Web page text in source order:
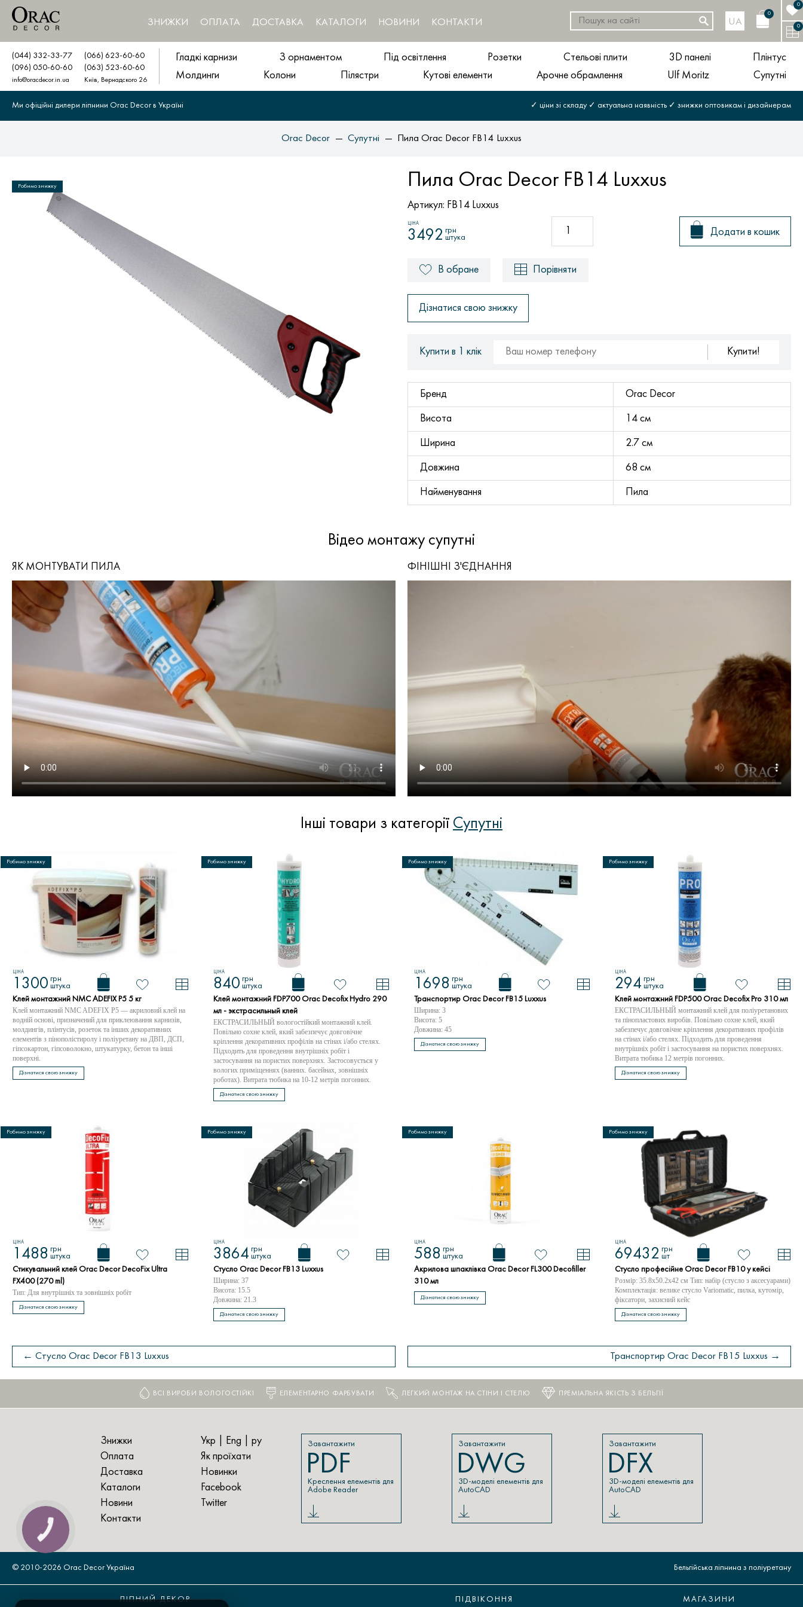
ЗНИЖКИ ОПЛАТА ДОСТАВКА КАТАЛОГИ НОВИНИ КОНТАКТИ UA
0
0
0
(044) 332-33-77
(096) 050-60-60
info@oracdecor.in.ua
(066) 623-60-60
(063) 523-60-60
Київ, Вернадского 26
Гладкі карнизи З орнаментом Під освітлення Розетки Стельові плити 3D панелі
Плінтус
Молдинги
Колони Пілястри Кутові елементи Арочне обрамлення Ulf Moritz Супутні
Ми офіційні дилери ліпнини Orac Decor в Україні ✓ ціни зі складу ✓ актуальна наявність ✓ знижки оптовикам і дизайнерам
Orac Decor Супутні Пила Orac Decor FB14 Luxxus
Робимо знижку Пила Orac Decor FB14 Luxxus
Артикул: FB14 Luxxus
ЦІНА
3492 грн
штука
Додати в кошик
В обране Порівняти
Дізнатися свою знижку
Купити в 1 клік Купити!
Бренд Orac Decor
Висота 14 см
Ширина 2.7 см
Довжина 68 см
Найменування Пила
Відео монтажу супутні
ЯК МОНТУВАТИ ПИЛА ФІНІШНІ З'ЄДНАННЯ
Інші товари з категорії Супутні
ЦІНА
1300 грн
штука
Клей монтажний NMC ADEFIX P5 5 кг
Клей монтажний NMC ADEFIX P5 — акриловий клей на
водній основі, призначений для приклеювання карнизів,
молдингів, плінтусів, розеток та інших декоративних
елементів з пінополістиролу і поліуретану на ДВП, ДСП,
гіпсокартон, гіпсоволокно, штукатурку, бетон та інші
поверхні.
Дізнатися свою знижку
Робимо знижку
ЦІНА
840 грн
штука
Клей монтажний FDP700 Orac Decofix Hydro 290
мл - экстрасильный клей
ЕКСТРАСИЛЬНЫЙ вологостійкий монтажний клей.
Повільно сохне клей, який забезпечує довговічне
кріплення декоративних профілів на стінах і/або стелях.
Підходить для проведення внутрішніх робіт і
застосування на пористих поверхнях. Застосовується у
вологих приміщеннях (ванних. басейнах, зовнішніх
роботах). Витрата тюбика на 10-12 метрів погонних.
Дізнатися свою знижку
Робимо знижку
ЦІНА
1698 грн
штука
Транспортир Orac Decor FB15 Luxxus
Ширина: 3
Висота: 5
Довжина: 45
Дізнатися свою знижку
Робимо знижку
ЦІНА
294 грн
штука
Клей монтажний FDP500 Orac Decofix Pro 310 мл
ЕКСТРАСИЛЬНЫЙ монтажний клей для поліуретанових
та пінопластових виробів. Повільно сохне клей, який
забезпечує довговічне кріплення декоративних профілів
на стінах і/або стелях. Підходить для проведення
внутрішніх робіт і застосування на пористих поверхнях.
Витрата тюбика 12 метрів погонних.
Дізнатися свою знижку
Робимо знижку
ЦІНА
1488 грн
штука
Стикувальний клей Orac Decor DecoFix Ultra
FX400 (270 ml)
Тип: Для внутрішніх та зовнішніх робіт
Дізнатися свою знижку
Робимо знижку
ЦІНА
3864 грн
штука
Стусло Orac Decor FB13 Luxxus
Ширина: 37
Висота: 15.5
Довжина: 21.3
Дізнатися свою знижку
Робимо знижку
ЦІНА
588 грн
штука
Акрилова шпаклівка Orac Decor FL300 Decofiller
310 мл
Дізнатися свою знижку
Робимо знижку
ЦІНА
69432 грн
шт
Стусло професійне Orac Decor FB10 у кейсі
Розмір: 35.8x50.2x42 см Тип: набір (стусло з аксесуарами)
Комплектація: велике стусло Variomatic, пилка, кутомір,
фіксатори, захисний кейс
Дізнатися свою знижку
Робимо знижку
← Стусло Orac Decor FB13 Luxxus Транспортир Orac Decor FB15 Luxxus →
ВСІ ВИРОБИ ВОЛОГОСТІЙКІ ЕЛЕМЕНТАРНО ФАРБУВАТИ ЛЕГКИЙ МОНТАЖ НА СТІНИ І СТЕЛЮ ПРЕМІАЛЬНА ЯКІСТЬ З БЕЛЬГІЇ
Знижки
Оплата
Доставка
Каталоги
Новини
Контакти
Укр | Eng
ру
Як проїхати
Новинки
Facebook
Twitter
Завантажити
PDF
Креслення елементів для
Adobe Reader
Завантажити
DWG
3D-моделі елементів для
AutoCAD
Завантажити
DFX
3D-моделі елементів для
AutoCAD
© 2010-2026 Orac Decor Україна Бельгійська ліпнина з поліуретану
ЛІПНИЙ ДЕКОР ПІДВІКОННЯ МАГАЗИНИ